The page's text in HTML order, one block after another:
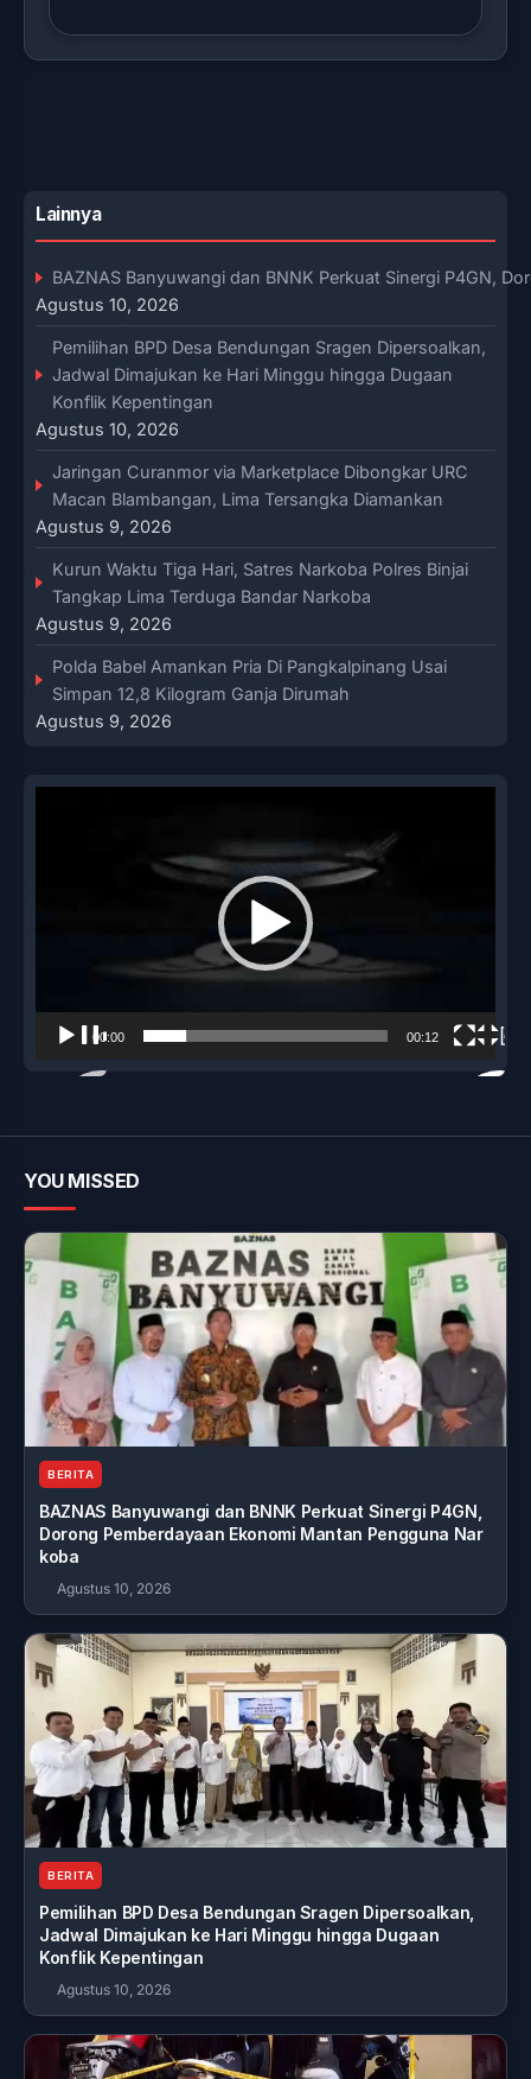
Lainnya
BAZNAS Banyuwangi dan BNNK Perkuat Sinergi P4GN,
Agustus 10, 2026
Pemilihan BPD Desa Bendungan Sragen Dipersoalkan,
Jadwal Dimajukan ke Hari Minggu hingga Dugaan
Konflik Kepentingan
Agustus 10, 2026
Jaringan Curanmor via Marketplace Dibongkar URC
Macan Blambangan, Lima Tersangka Diamankan
Agustus 9, 2026
Kurun Waktu Tiga Hari, Satres Narkoba Polres Binjai
Tangkap Lima Terduga Bandar Narkoba
Agustus 9, 2026
Polda Babel Amankan Pria Di Pangkalpinang Usai
Simpan 12,8 Kilogram Ganja Dirumah
Agustus 9, 2026
00:00 00:12
YOU MISSED
BERITA
BAZNAS Banyuwangi dan BNNK Perkuat Sinergi P4GN,
Dorong Pemberdayaan Ekonomi Mantan Pengguna Nar
koba
Agustus 10, 2026
BERITA
Pemilihan BPD Desa Bendungan Sragen Dipersoalkan,
Jadwal Dimajukan ke Hari Minggu hingga Dugaan
Konflik Kepentingan
Agustus 10, 2026